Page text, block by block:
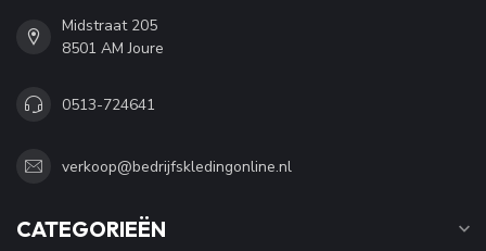
Midstraat 205
8501 AM Joure
0513-724641
verkoop@bedrijfskledingonline.nl
CATEGORIEËN